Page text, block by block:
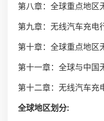
第八章：全球重点地区
第九章：无线汽车充电
第十章：全球重点地区
第十一章：全球与中国
第十二章：无线汽车充
全球地区划分: